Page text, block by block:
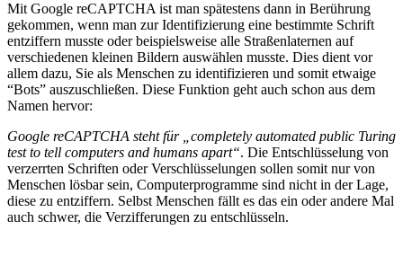
Mit Google reCAPTCHA ist man spätestens dann in Berührung
gekommen, wenn man zur Identifizierung eine bestimmte Schrift
entziffern musste oder beispielsweise alle Straßenlaternen auf
verschiedenen kleinen Bildern auswählen musste. Dies dient vor
allem dazu, Sie als Menschen zu identifizieren und somit etwaige
“Bots” auszuschließen. Diese Funktion geht auch schon aus dem
Namen hervor:
Google reCAPTCHA steht für „completely automated public Turing
test to tell computers and humans apart“. Die Entschlüsselung von
verzerrten Schriften oder Verschlüsselungen sollen somit nur von
Menschen lösbar sein, Computerprogramme sind nicht in der Lage,
diese zu entziffern. Selbst Menschen fällt es das ein oder andere Mal
auch schwer, die Verzifferungen zu entschlüsseln.